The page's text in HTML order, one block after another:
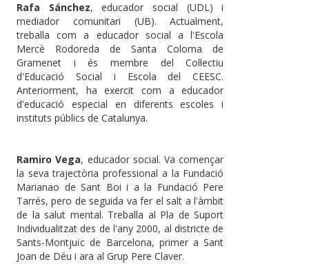
Rafa Sánchez, educador social (UDL) i
mediador comunitari (UB). Actualment,
treballa com a educador social a l'Escola
Mercè Rodoreda de Santa Coloma de
Gramenet i és membre del Col·lectiu
d'Educació Social i Escola del CEESC.
Anteriorment, ha exercit com a educador
d'educació especial en diferents escoles i
instituts públics de Catalunya.
Ramiro Vega, educador social. Va començar
la seva trajectòria professional a la Fundació
Marianao de Sant Boi i a la Fundació Pere
Tarrés, pero de seguida va fer el salt a l'àmbit
de la salut mental. Treballa al Pla de Suport
Individualitzat des de l'any 2000, al districte de
Sants-Montjuïc de Barcelona, primer a Sant
Joan de Déu i ara al Grup Pere Claver.